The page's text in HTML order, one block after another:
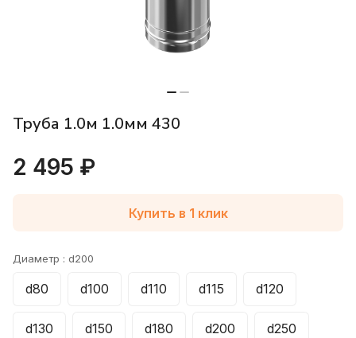
Труба 1.0м 1.0мм 430
2 495 ₽
Купить в 1 клик
Диаметр : d200
d80 d100 d110 d115 d120
d130 d150 d180 d200 d250